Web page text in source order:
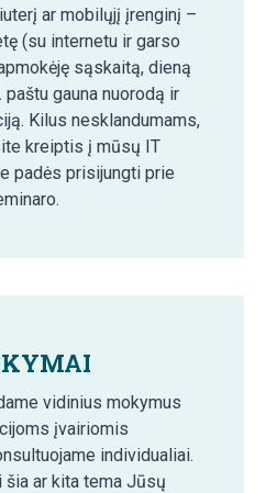
ar mobilųjį įrenginį –
(su internetu ir garso
sąskaitą, dieną
gauna nuorodą ir
Kilus nesklandumams,
kreiptis į mūsų IT
padės prisijungti prie
vidinius mokymus
įvairiomis
individualiai.
ar kita tema Jūsų